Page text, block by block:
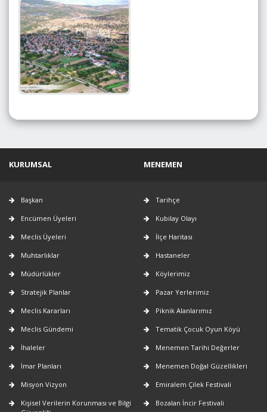
KURUMSAL
Başkan
Encümen Üyeleri
Meclis Üyeleri
Muhtarlıklar
Müdürlükler
Stratejik Planlar
Meclis Kararları
Meclis Gündemi
İhaleler
İmar Planları
Misyon Vizyon
Kişisel Verilerin Korunması ve Bilgi
MENEMEN
Tarihçe
Kubilay Olayı
İlçe Haritası
Hastaneler
Köylerimiz
Pazar Yerlerimiz
Piknik Alanlarımız
Tematik Çocuk Oyun Köyü
Menemen Tarihi Değerler
Menemen Doğal Güzellikleri
Emiralem Çilek Festivali
Bozalan İncir Festivali